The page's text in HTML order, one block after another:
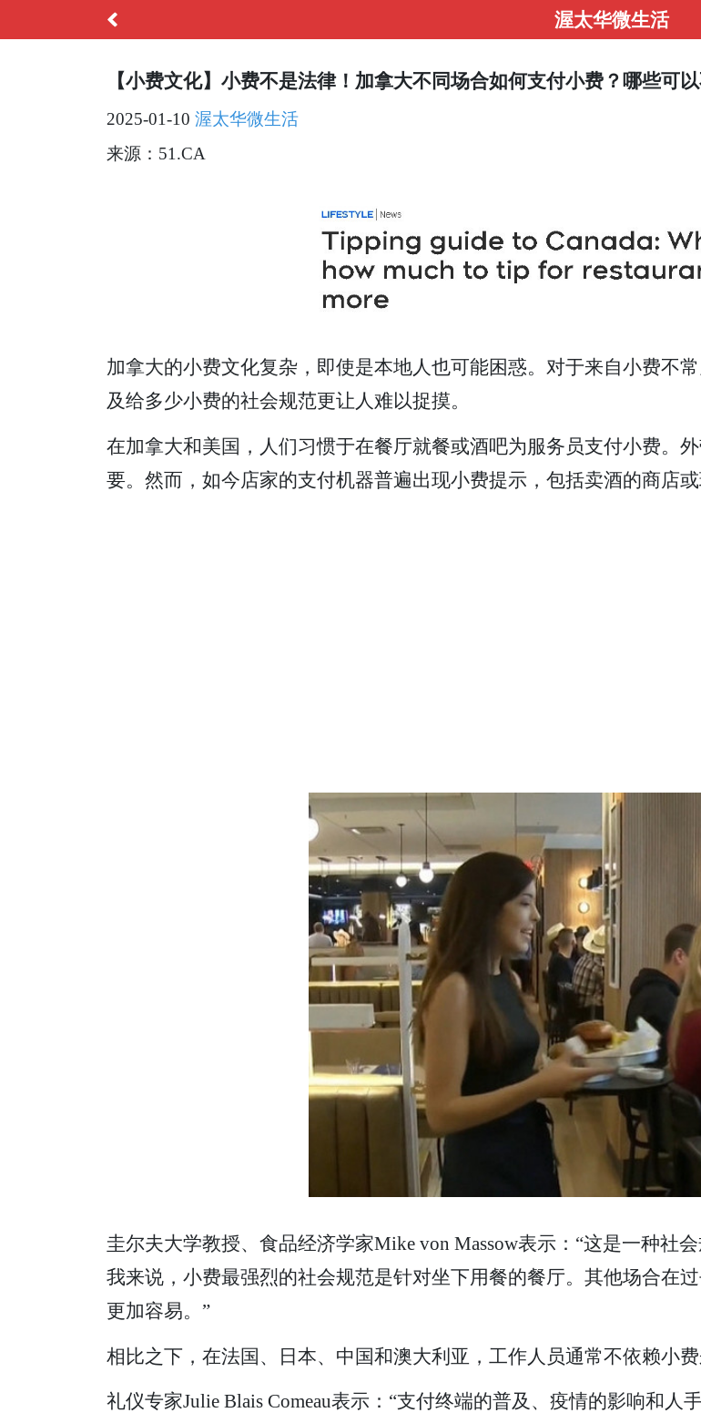
渥太华微生活
【小费文化】小费不是法律！加拿大不同场合如何支付小费？哪些可
2025-01-10 渥太华微生活
来源：51.CA
加拿大的小费文化复杂，即使是本地人也可能困惑。对于来自小费不
及给多少小费的社会规范更让人难以捉摸。
在加拿大和美国，人们习惯于在餐厅就餐或酒吧为服务员支付小费。
要。然而，如今店家的支付机器普遍出现小费提示，包括卖酒的商店或
圭尔夫大学教授、食品经济学家Mike von Massow表示：“这是一种社
我来说，小费最强烈的社会规范是针对坐下用餐的餐厅。其他场合在
更加容易。”
相比之下，在法国、日本、中国和澳大利亚，工作人员通常不依赖小
礼仪专家Julie Blais Comeau表示：“支付终端的普及、疫情的影响和人